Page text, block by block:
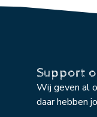
Support
Wij geven al
daar hebben